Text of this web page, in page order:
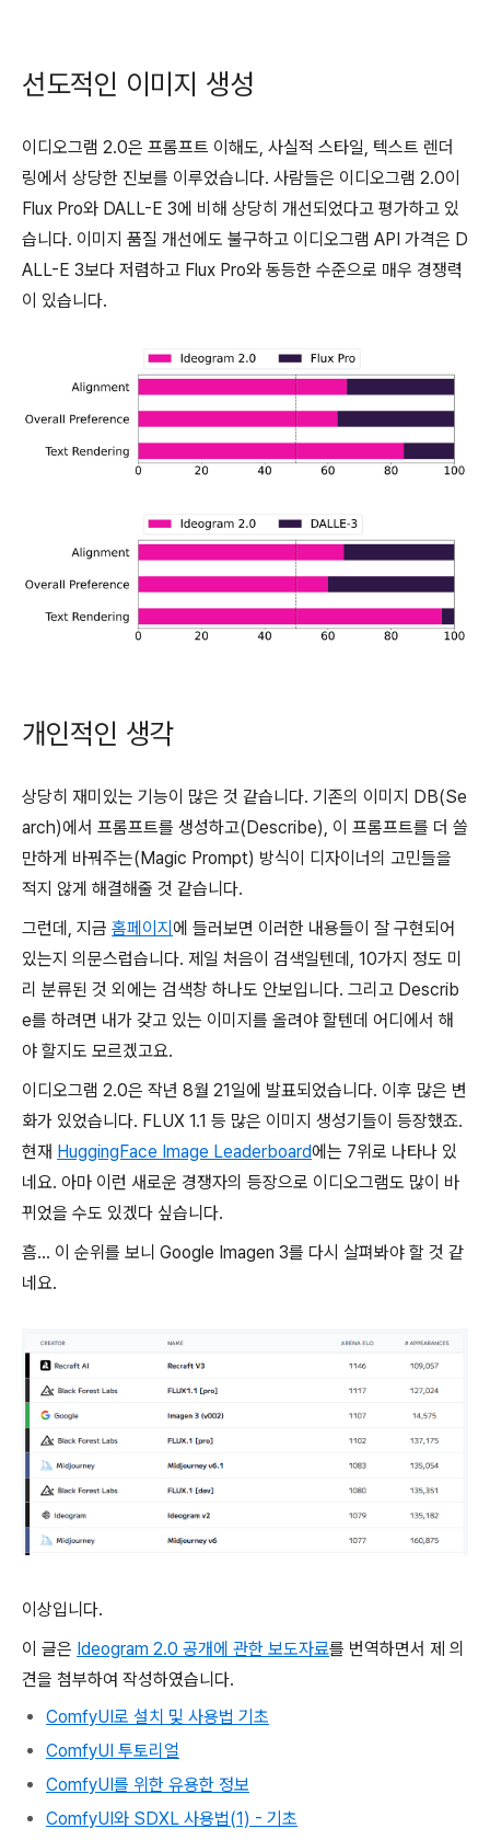
선도적인 이미지 생성
이디오그램 2.0은 프롬프트 이해도, 사실적 스타일, 텍스트 렌더
링에서 상당한 진보를 이루었습니다. 사람들은 이디오그램 2.0이
Flux Pro와 DALL-E 3에 비해 상당히 개선되었다고 평가하고 있
습니다. 이미지 품질 개선에도 불구하고 이디오그램 API 가격은 D
ALL-E 3보다 저렴하고 Flux Pro와 동등한 수준으로 매우 경쟁력
이 있습니다.
개인적인 생각
상당히 재미있는 기능이 많은 것 같습니다. 기존의 이미지 DB(Se
arch)에서 프롬프트를 생성하고(Describe), 이 프롬프트를 더 쓸
만하게 바꿔주는(Magic Prompt) 방식이 디자이너의 고민들을
적지 않게 해결해줄 것 같습니다.
그런데, 지금 홈페이지에 들러보면 이러한 내용들이 잘 구현되어
있는지 의문스럽습니다. 제일 처음이 검색일텐데, 10가지 정도 미
리 분류된 것 외에는 검색창 하나도 안보입니다. 그리고 Describ
e를 하려면 내가 갖고 있는 이미지를 올려야 할텐데 어디에서 해
야 할지도 모르겠고요.
이디오그램 2.0은 작년 8월 21일에 발표되었습니다. 이후 많은 변
화가 있었습니다. FLUX 1.1 등 많은 이미지 생성기들이 등장했죠.
현재 HuggingFace Image Leaderboard에는 7위로 나타나 있
네요. 아마 이런 새로운 경쟁자의 등장으로 이디오그램도 많이 바
뀌었을 수도 있겠다 싶습니다.
흠... 이 순위를 보니 Google Imagen 3를 다시 살펴봐야 할 것 같
네요.
이상입니다.
이 글은 Ideogram 2.0 공개에 관한 보도자료를 번역하면서 제 의
견을 첨부하여 작성하였습니다.
ComfyUI로 설치 및 사용법 기초
ComfyUI 투토리얼
ComfyUI를 위한 유용한 정보
ComfyUI와 SDXL 사용법(1) - 기초